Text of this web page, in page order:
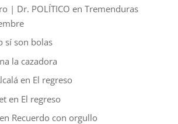
| Dr. POLÍTICO en Tremenduras
sí son bolas
la cazadora
en El regreso
en El regreso
en Recuerdo con orgullo